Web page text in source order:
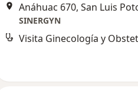
Anáhuac 670, San Luis
SINERGYN
Visita Ginecología y